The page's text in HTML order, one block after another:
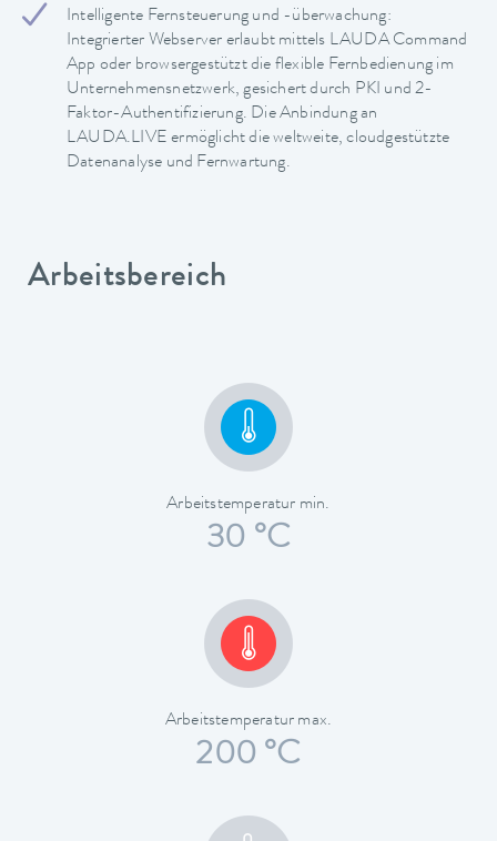
Intelligente Fernsteuerung und -überwachung:
Integrierter Webserver erlaubt mittels LAUDA Command
App oder browsergestützt die flexible Fernbedienung im
Unternehmensnetzwerk, gesichert durch PKI und 2-
Faktor-Authentifizierung. Die Anbindung an
LAUDA.LIVE ermöglicht die weltweite, cloudgestützte
Datenanalyse und Fernwartung.
Arbeitsbereich
Arbeitstemperatur min.
30 °C
Arbeitstemperatur max.
200 °C